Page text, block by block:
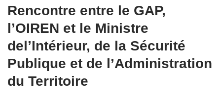
Rencontre entre le GAP,
l’OIREN et le Ministre
del’Intérieur, de la Sécurité
Publique et de l’Administration
du Territoire